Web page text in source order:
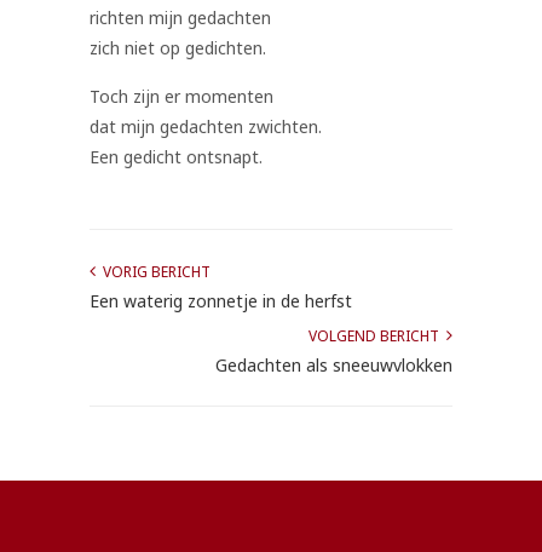
richten mijn gedachten
zich niet op gedichten.
Toch zijn er momenten
dat mijn gedachten zwichten.
Een gedicht ontsnapt.
VORIG BERICHT
Een waterig zonnetje in de herfst
VOLGEND BERICHT
Gedachten als sneeuwvlokken